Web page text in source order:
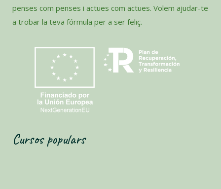
penses com penses i actues com actues. Volem ajudar-te
a trobar la teva fórmula per a ser feliç.
Cursos populars